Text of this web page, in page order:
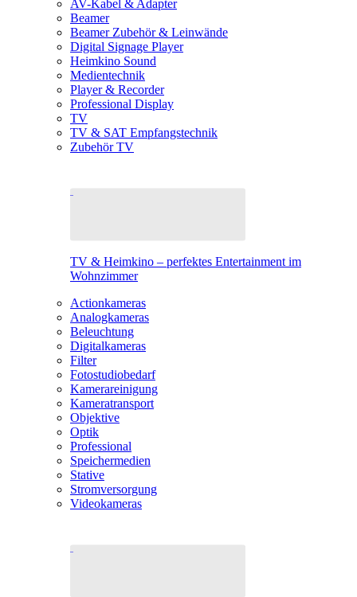
AV-Kabel & Adapter
Beamer
Beamer Zubehör & Leinwände
Digital Signage Player
Heimkino Sound
Medientechnik
Player & Recorder
Professional Display
TV
TV & SAT Empfangstechnik
Zubehör TV
TV & Heimkino – perfektes Entertainment im
Wohnzimmer
Actionkameras
Analogkameras
Beleuchtung
Digitalkameras
Filter
Fotostudiobedarf
Kamerareinigung
Kameratransport
Objektive
Optik
Professional
Speichermedien
Stative
Stromversorgung
Videokameras